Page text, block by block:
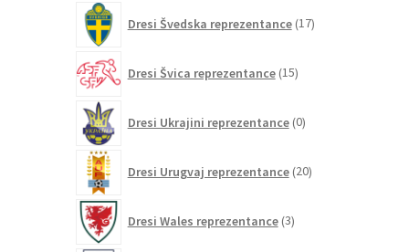
Dresi Švedska reprezentance 17izdelkov
Dresi Švica reprezentance 15izdelkov
Dresi Ukrajini reprezentance 0izdelkov
Dresi Urugvaj reprezentance 20izdelkov
Dresi Wales reprezentance 3izdelki